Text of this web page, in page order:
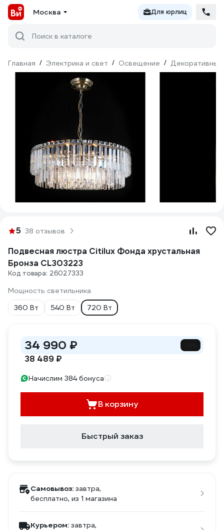
Москва Для юрлиц
Поиск в каталоге
Главная / Электрика и свет / Освещение / Декоративный
5 38 отзывов
Подвесная люстра Citilux Фонда хрустальная
Бронза CL303223
Код товара: 26027333
Мощность светильника
360 Вт
540 Вт 720 Вт
34 990 ₽
38 489 ₽
Начислим 384 бонуса
В корзину
Быстрый заказ
Самовывоз: завтра,
бесплатно, из 1 магазина
Курьером: завтра,